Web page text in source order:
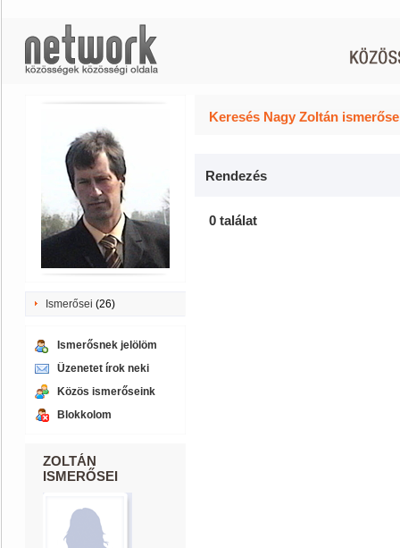
Ismerősei (26)
Ismerősnek jelölöm
Üzenetet írok neki
Közös ismerőseink
Blokkolom
ZOLTÁN
ISMERŐSEI
Keresés Nagy Zoltán
Rendezés
0 találat